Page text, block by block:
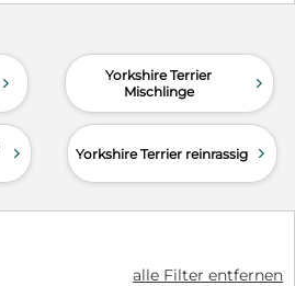
d
Yorkshire Terrier
Mischlinge
d
d Yorkshire Terrier reinrassig d
alle Filter entfernen